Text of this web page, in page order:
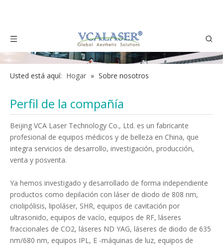
Usted está aquí: Hogar » Sobre nosotros
Perfil de la compañía
Beijing VCA Laser Technology Co., Ltd. es un fabricante
profesional de equipos médicos y de belleza en China, que
integra servicios de desarrollo, investigación, producción,
venta y posventa.
Ya hemos investigado y desarrollado de forma independiente
productos como depilación con láser de diodo de 808 nm,
criolipólisis, lipoláser, SHR, equipos de cavitación por
ultrasonido, equipos de vacío, equipos de RF, láseres
fraccionales de CO2, láseres ND YAG, láseres de diodo de 635
nm/680 nm, equipos IPL, E -máquinas de luz, equipos de